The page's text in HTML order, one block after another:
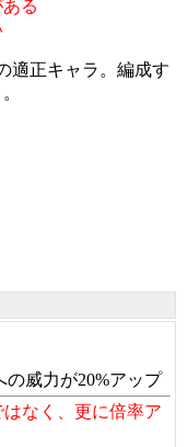
る
適正キャラ。編成す
の威力が20%アップ
なく、更に倍率ア